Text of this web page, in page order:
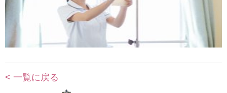
< 一覧に戻る